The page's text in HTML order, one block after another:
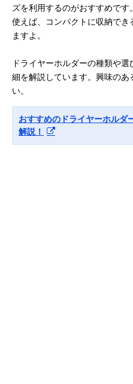
ズを利用するのがおすすめで
使えば、コンパクトに収納で
ますよ。
ドライヤーホルダーの種類や
細を解説しています。興味のあ
い。
おすすめのドライヤーホルダ
解説！